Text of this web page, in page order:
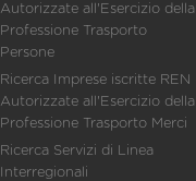
Autorizzate all'Esercizio della
Professione Trasporto
Persone
Ricerca Imprese iscritte REN
Autorizzate all'Esercizio della
Professione Trasporto Merci
Ricerca Servizi di Linea
Interregionali